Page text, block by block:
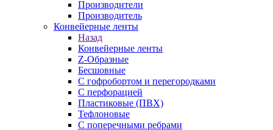
Производители
Производитель
Конвейерные ленты
Назад
Конвейерные ленты
Z-Образные
Бесшовные
С гофробортом и перегородками
С перфорацией
Пластиковые (ПВХ)
Тефлоновые
С поперечными ребрами